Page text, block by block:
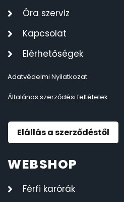
Óra szerviz
Kapcsolat
Elérhetőségek
Adatvédelmi Nyilatkozat
Általános szerződési feltételek
Elállás a szerződéstől
WEBSHOP
Férfi karórák